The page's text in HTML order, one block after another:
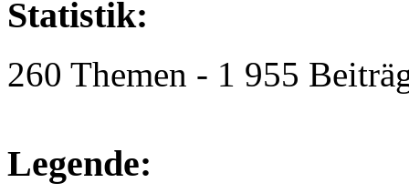
Statistik:
260 Themen - 1 955
Legende: